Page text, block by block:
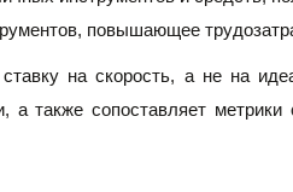
повышающее
на скорость, а не на
а также сопоставляет